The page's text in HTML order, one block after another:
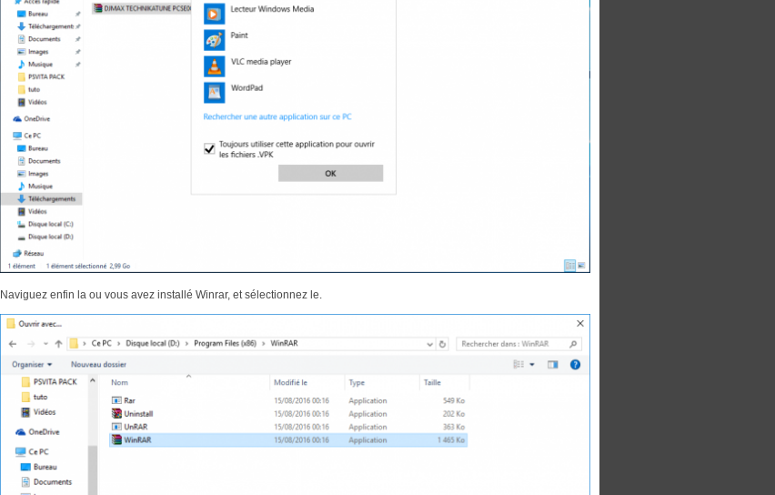
Naviguez enfin la ou vous avez installé Winrar, et sélectionnez le.